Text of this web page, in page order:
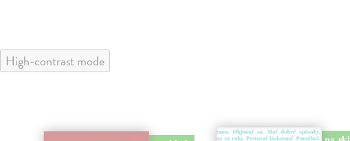
High-contrast mode